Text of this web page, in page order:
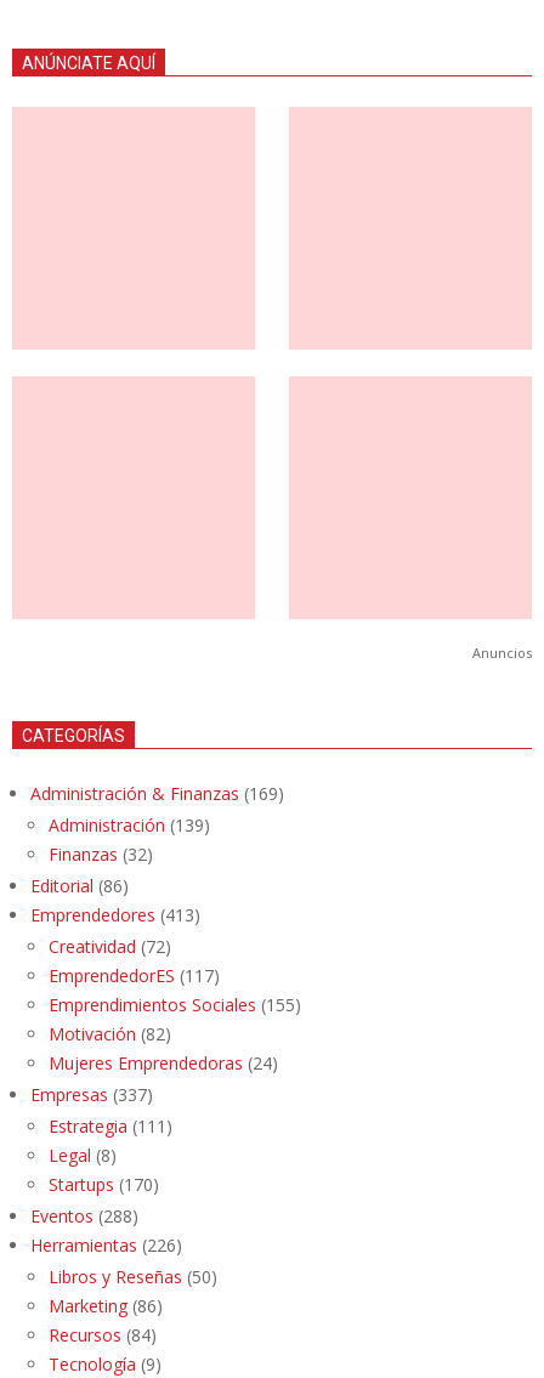
ANÚNCIATE AQUÍ
Anuncios
CATEGORÍAS
Administración & Finanzas (169)
Administración (139)
Finanzas (32)
Editorial (86)
Emprendedores (413)
Creatividad (72)
EmprendedorES (117)
Emprendimientos Sociales (155)
Motivación (82)
Mujeres Emprendedoras (24)
Empresas (337)
Estrategia (111)
Legal (8)
Startups (170)
Eventos (288)
Herramientas (226)
Libros y Reseñas (50)
Marketing (86)
Recursos (84)
Tecnología (9)